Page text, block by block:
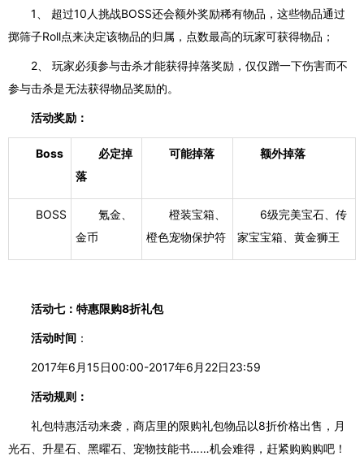
1、 超过10人挑战BOSS还会额外奖励稀有物品，这些物品通过
掷筛子Roll点来决定该物品的归属，点数最高的玩家可获得物品 ；
2、 玩家必须参与击杀才能获得掉落奖励，仅仅蹭一下伤害而不
参与击杀是无法获得物品奖励的。
活动奖励：
Boss
必定掉
落
可能掉落 额外掉落
BOSS
氪金、
金币
橙装宝箱、
橙色宠物保护符
6级完美宝石、传
家宝宝箱、黄金狮王
活动七：特惠限购8折礼包
活动时间 ：
2017年6月15日00:00-2017年6月22日23:59
活动规则：
礼包特惠活动来袭，商店里的限购礼包物品以8折价格出售， 月
光石、升星石、黑曜石、宠物技能书……机会难得，赶紧购购购吧！